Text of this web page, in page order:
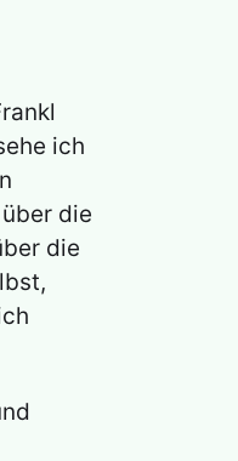
ich
die
die